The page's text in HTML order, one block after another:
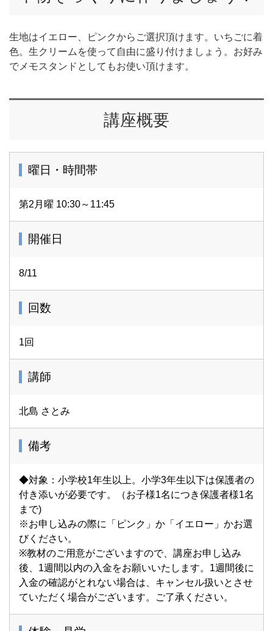
生地はイエロー、ピンクからご選択頂けます。いちごに着
色。生クリームを使って自由に盛り付けましょう。お好み
でメモスタンドとしてもお使い頂けます。
講座概要
曜日・時間帯
第2月曜 10:30～11:45
開催日
8/11
回数
1回
講師
北島 さとみ
備考
◆対象：小学校1年生以上。小学3年生以下は保護者の
付き添いが必要です。（お子様1名につき保護者様1名
まで)
※お申し込みの際に「ピンク」か「イエロー」かお選
びください。
※教材のご用意がございますので、講座お申し込み
後、1週間以内の入金をお願いいたします。1週間後に
入金の確認がとれない場合は、キャンセル扱いとさせ
ていただく場合がございます。ご了承ください。